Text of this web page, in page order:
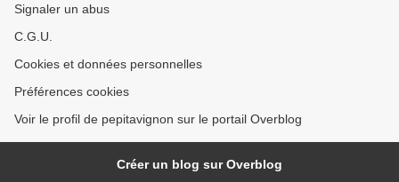
Signaler un abus
C.G.U.
Cookies et données personnelles
Préférences cookies
Voir le profil de pepitavignon sur le portail Overblog
Créer un blog sur Overblog